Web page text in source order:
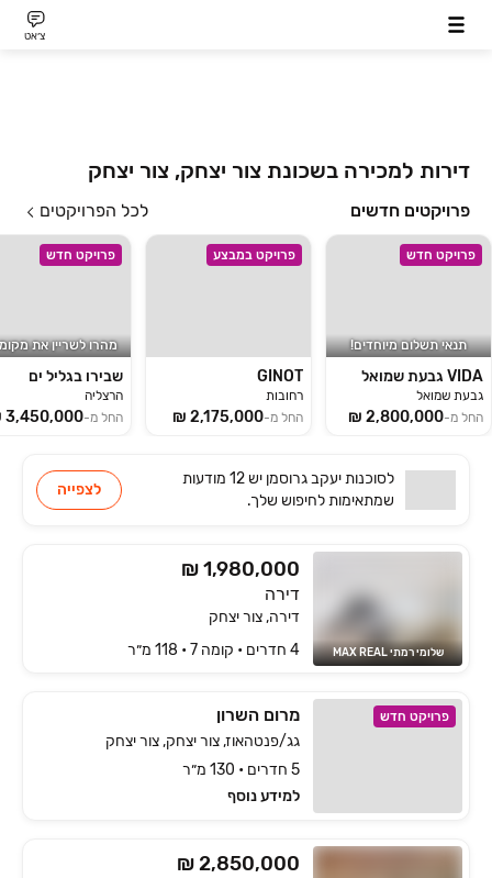
צ׳אט
דירות למכירה בשכונת צור יצחק, צור יצחק
פרויקטים חדשים לכל הפרויקטים
פרויקט חדש
תנאי תשלום מיוחדים!
VIDA גבעת שמואל
גבעת שמואל
החל מ-
פרויקט במבצע
GINOT
רחובות
החל מ-
פרויקט חדש
מהרו לשריין את
שבירו בגליל ים
הרצליה
החל מ-
לסוכנותיעקב גרוסמן יש
12 מודעות
שמתאימותלחיפוש שלך.
לצפייה
שלומי רמתי MAX REAL
₪ 1,980,000
דירה
דירה, צור יצחק
4 חדרים • קומה ‎7‏ • 118 מ״ר
פרויקט חדש מרום השרון
גג/פנטהאוז, צור יצחק, צור יצחק
5 חדרים • 130 מ״ר
למידע נוסף
₪ 2,850,000